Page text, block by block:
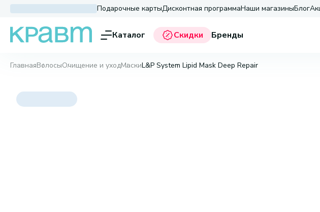
Подарочные картыДисконтная программаНаши магазиныБлог
Каталог Скидки Бренды
ГлавнаяВолосыОчищение и уходМаскиL&P System Lipid Mask Deep Repair